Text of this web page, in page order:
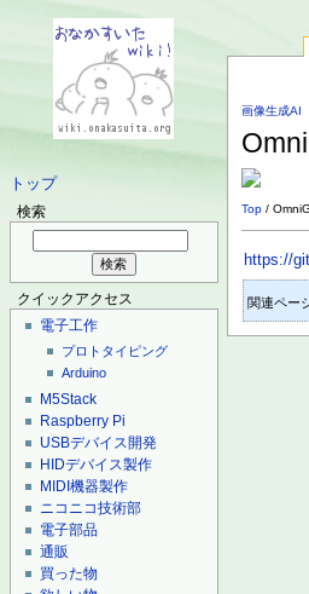
トップ
検索
クイックアクセス
電子工作
プロトタイピング
Arduino
M5Stack
Raspberry Pi
USBデバイス開発
HIDデバイス製作
MIDI機器製作
ニコニコ技術部
電子部品
通販
買った物
画像生成AI
Top /
https://
関連ペー